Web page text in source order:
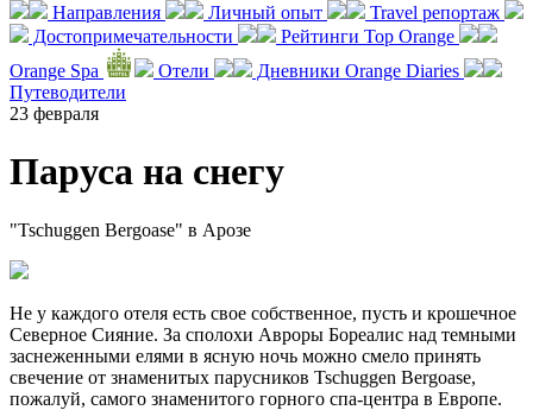
Направления
Личный опыт
Travel репортаж
Достопримечательности
Рейтинги Top Orange
Orange Spa
Отели
Дневники Orange Diaries
Путеводители
23 февраля
Паруса на снегу
"Tschuggen Bergoase" в Арозе
Не у каждого отеля есть свое собственное, пусть и крошечное
Северное Сияние. За сполохи Авроры Бореалис над темными
заснеженными елями в ясную ночь можно смело принять
свечение от знаменитых парусников Tschuggen Bergoase,
пожалуй, самого знаменитого горного спа-центра в Европе.